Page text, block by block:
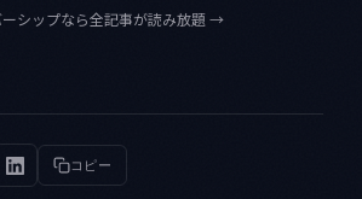
シップなら全記事が読み放題→
コピー